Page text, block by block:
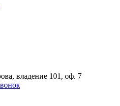
владение 101, оф. 7